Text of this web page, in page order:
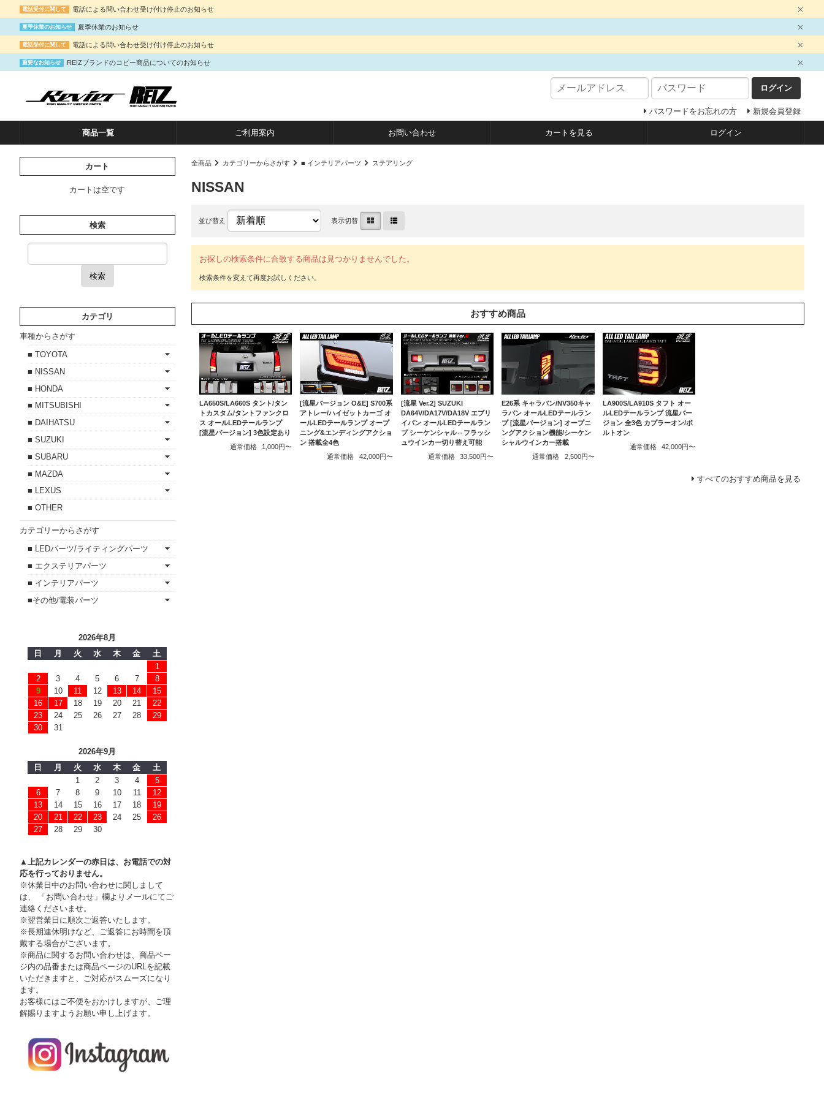
電話受付に関して 電話による問い合わせ受け付け停止のお知らせ
夏季休業のお知らせ 夏季休業のお知らせ
電話受付に関して 電話による問い合わせ受け付け停止のお知らせ
重要なお知らせ REIZブランドのコピー商品についてのお知らせ
ログイン
パスワードをお忘れの方 新規会員登録
商品一覧 ご利用案内 お問い合わせ カートを見る ログイン
全商品 カテゴリーからさがす ■ インテリアパーツ ステアリング
NISSAN
並び替え 表示切替
お探しの検索条件に合致する商品は見つかりませんでした。
おすすめ商品
LA650S/LA660S タント/タン
トカスタム/タントファンクロ
ス オールLEDテールランプ
[流星バージョン] 3色設定あり
通常価格
1,000円〜
[流星バージョン O&E] S700系
アトレー/ハイゼットカーゴ オ
ールLEDテールランプ オープ
ニング&エンディングアクショ
ン 搭載全4色
通常価格
42,000円〜
[流星 Ver.2] SUZUKI
DA64V/DA17V/DA18V エブリ
イバン オールLEDテールラン
プ シーケンシャル⇔フラッシ
ュウインカー切り替え可能
通常価格
33,500円〜
E26系 キャラバン/NV350キャ
ラバン オールLEDテールラン
プ [流星バージョン] オープニ
ングアクション機能/シーケン
シャルウインカー搭載
通常価格
2,500円〜
LA900S/LA910S タフト オー
ルLEDテールランプ 流星バー
ジョン 全3色 カプラーオン/ボ
ルトオン
通常価格
42,000円〜
すべてのおすすめ商品を見る
カート
カートは空です
検索
検索
カテゴリ
車種からさがす
■ TOYOTA
■ NISSAN
■ HONDA
■ MITSUBISHI
■ DAIHATSU
■ SUZUKI
■ SUBARU
■ MAZDA
■ LEXUS
■ OTHER
カテゴリーからさがす
■ LEDパーツ/ライティングパーツ
■ エクステリアパーツ
■ インテリアパーツ
■その他/電装パーツ
2026年8月
日
月 火 水 木 金
土
1
2
3 4 5 6 7
8
9
10 11 12 13 14
15
16
17 18 19 20 21
22
23
24 25 26 27 28
29
30
31
2026年9月
日
月 火 水 木 金
土
1
2 3 4
5
6
7 8 9 10 11
12
13
14 15 16 17 18
19
20
21 22 23 24 25
26
27
28 29 30
▲上記カレンダーの赤日は、お電話での対
応を行っておりません。
※休業日中のお問い合わせに関しまして
は、 「お問い合わせ」欄よりメールにてご
連絡くださいませ。
※翌営業日に順次ご返答いたします。
※長期連休明けなど、ご返答にお時間を頂
戴する場合がございます。
※商品に関するお問い合わせは、商品ペー
ジ内の品番または商品ページのURLを記載
いただきますと、ご対応がスムーズになり
ます。
お客様にはご不便をおかけしますが、ご理
解賜りますようお願い申し上げます。